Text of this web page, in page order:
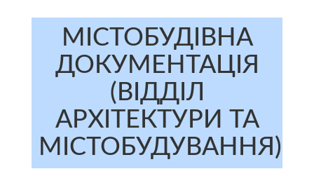
МІСТОБУДІВНА
ДОКУМЕНТАЦІЯ
(ВІДДІЛ
АРХІТЕКТУРИ ТА
МІСТОБУДУВАННЯ)